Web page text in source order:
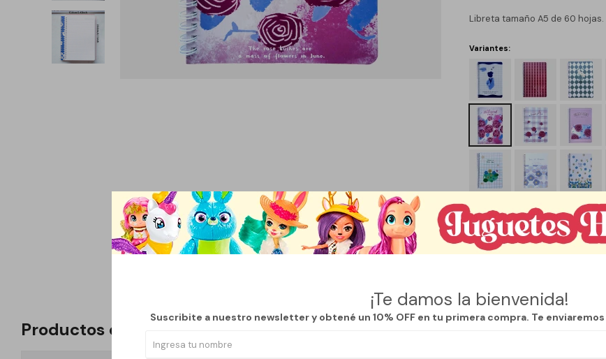
¡Te damos la bienvenida!
Suscribite a nuestro newsletter y obtené un 10% OFF en tu primera compra. Te
Libreta tamaño A5 de 60 hojas.
Variantes:
1
Productos que te pueden interesar